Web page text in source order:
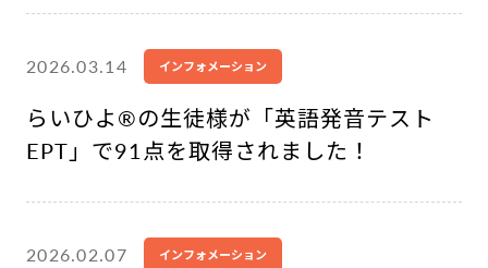
2026.03.14 インフォメーション
らいひよ®︎の生徒様が「英語発音テスト
EPT」で91点を取得されました！
2026.02.07 インフォメーション